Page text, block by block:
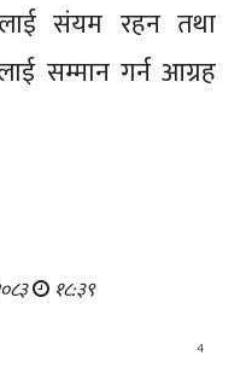
संयम रहन तथा
सम्मान गर्न आग्रह
१८:३९
4